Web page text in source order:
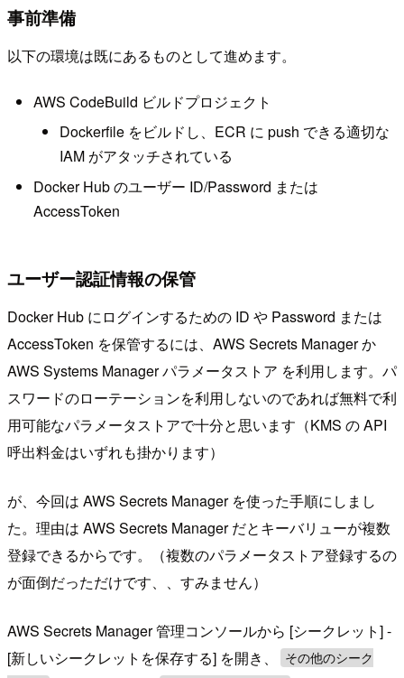
事前準備
以下の環境は既にあるものとして進めます。
AWS CodeBuild ビルドプロジェクト
Dockerfile をビルドし、ECR に push できる適切な
IAM がアタッチされている
Docker Hub のユーザー ID/Password または
AccessToken
ユーザー認証情報の保管
Docker Hub にログインするための ID や Password または
AccessToken を保管するには、AWS Secrets Manager か
AWS Systems Manager パラメータストア を利用します。パ
スワードのローテーションを利用しないのであれば無料で利
用可能なパラメータストアで十分と思います（KMS の API
呼出料金はいずれも掛かります）
が、今回は AWS Secrets Manager を使った手順にしまし
た。理由は AWS Secrets Manager だとキーバリューが複数
登録できるからです。（複数のパラメータストア登録するの
が面倒だっただけです、、すみません）
AWS Secrets Manager 管理コンソールから [シークレット] -
[新しいシークレットを保存する] を開き、
その他のシーク